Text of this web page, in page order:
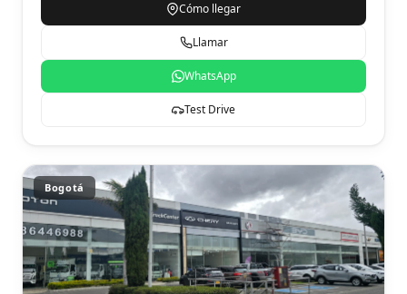
Cómo llegar
Llamar
WhatsApp
Test Drive
Bogotá